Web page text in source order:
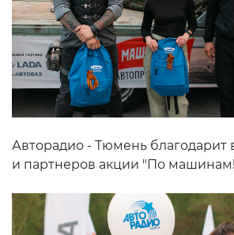
Авторадио - Тюмень благодарит
и партнеров акции "По